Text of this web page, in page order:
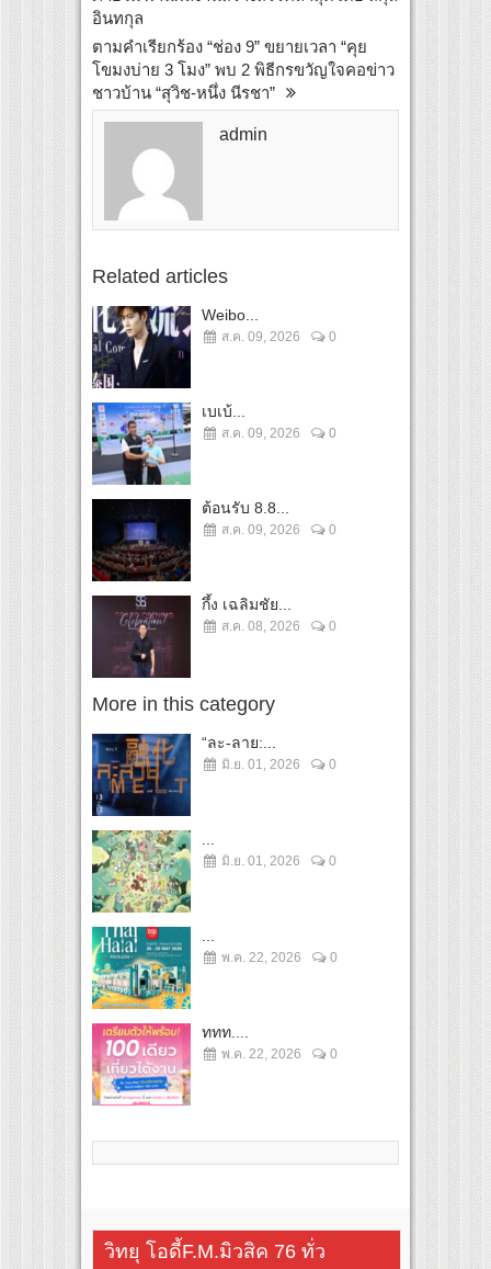
อินทกุล
ตามคำเรียกร้อง “ช่อง 9” ขยายเวลา “คุย
โขมงบ่าย 3 โมง” พบ 2 พิธีกรขวัญใจคอข่าว
ชาวบ้าน “สุวิช-หนึ่ง นีรชา”
admin
Related articles
Weibo...
ส.ค. 09, 2026 0
เบเบ้...
ส.ค. 09, 2026 0
ต้อนรับ 8.8...
ส.ค. 09, 2026 0
กึ้ง เฉลิมชัย...
ส.ค. 08, 2026 0
More in this category
“ละ-ลาย:...
มิ.ย. 01, 2026 0
...
มิ.ย. 01, 2026 0
...
พ.ค. 22, 2026 0
ททท....
พ.ค. 22, 2026 0
วิทยุ โอดี้F.M.มิวสิค 76 ทั่ว